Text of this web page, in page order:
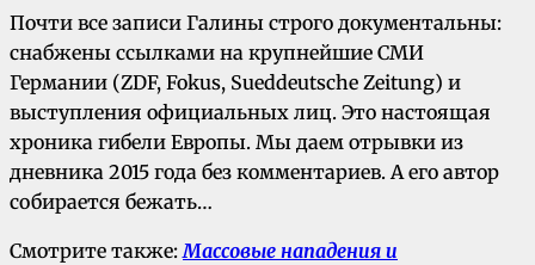
Почти все записи Галины строго документальны:
снабжены ссылками на крупнейшие СМИ
Германии (ZDF, Fokus, Sueddeutsche Zeitung) и
выступления официальных лиц. Это настоящая
хроника гибели Европы. Мы даем отрывки из
дневника 2015 года без комментариев. А его автор
собирается бежать…
Смотрите также:Массовые нападения и